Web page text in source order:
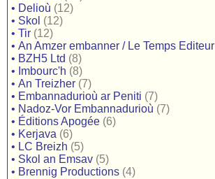
• Delioù (12)
• Skol (12)
• Tir (12)
• An Amzer embanner / Le Temps Editeur
• BZH5 Ltd (8)
• Imbourc'h (8)
• An Treizher (7)
• Embannadurioù ar Peniti (7)
• Nadoz-Vor Embannadurioù (7)
• Éditions Apogée (6)
• Kerjava (6)
• LC Breizh (5)
• Skol an Emsav (5)
• Brennig Productions (4)